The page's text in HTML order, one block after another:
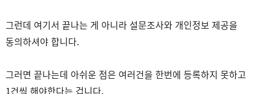
그런데 여기서 끝나는 게 아니라 설문조사와 개인정보 제공을
동의하셔야 합니다.
그러면 끝나는데 아쉬운 점은 여러건을 한번에 등록하지 못하고
1건씩 해야한다는 겁니다.